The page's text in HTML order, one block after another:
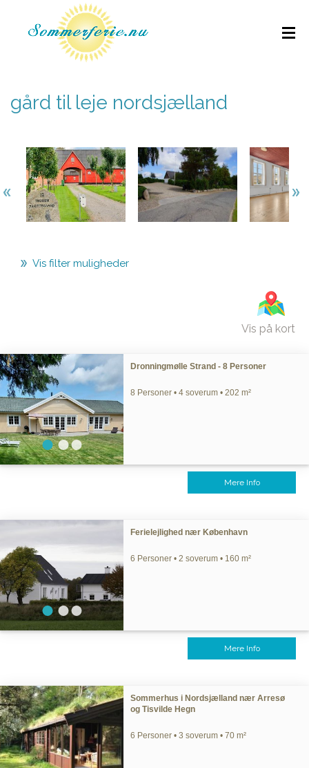
gård til leje nordsjælland
Vis filter muligheder
Vis på kort
Dronningmølle Strand - 8 Personer
8 Personer • 4 soverum • 202 m²
Mere Info
Ferielejlighed nær København
6 Personer • 2 soverum • 160 m²
Mere Info
Sommerhus i Nordsjælland nær Arresø
og Tisvilde Hegn
6 Personer • 3 soverum • 70 m²